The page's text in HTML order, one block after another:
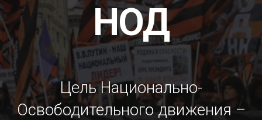
НОД
Цель Национально-
Освободительного движения –